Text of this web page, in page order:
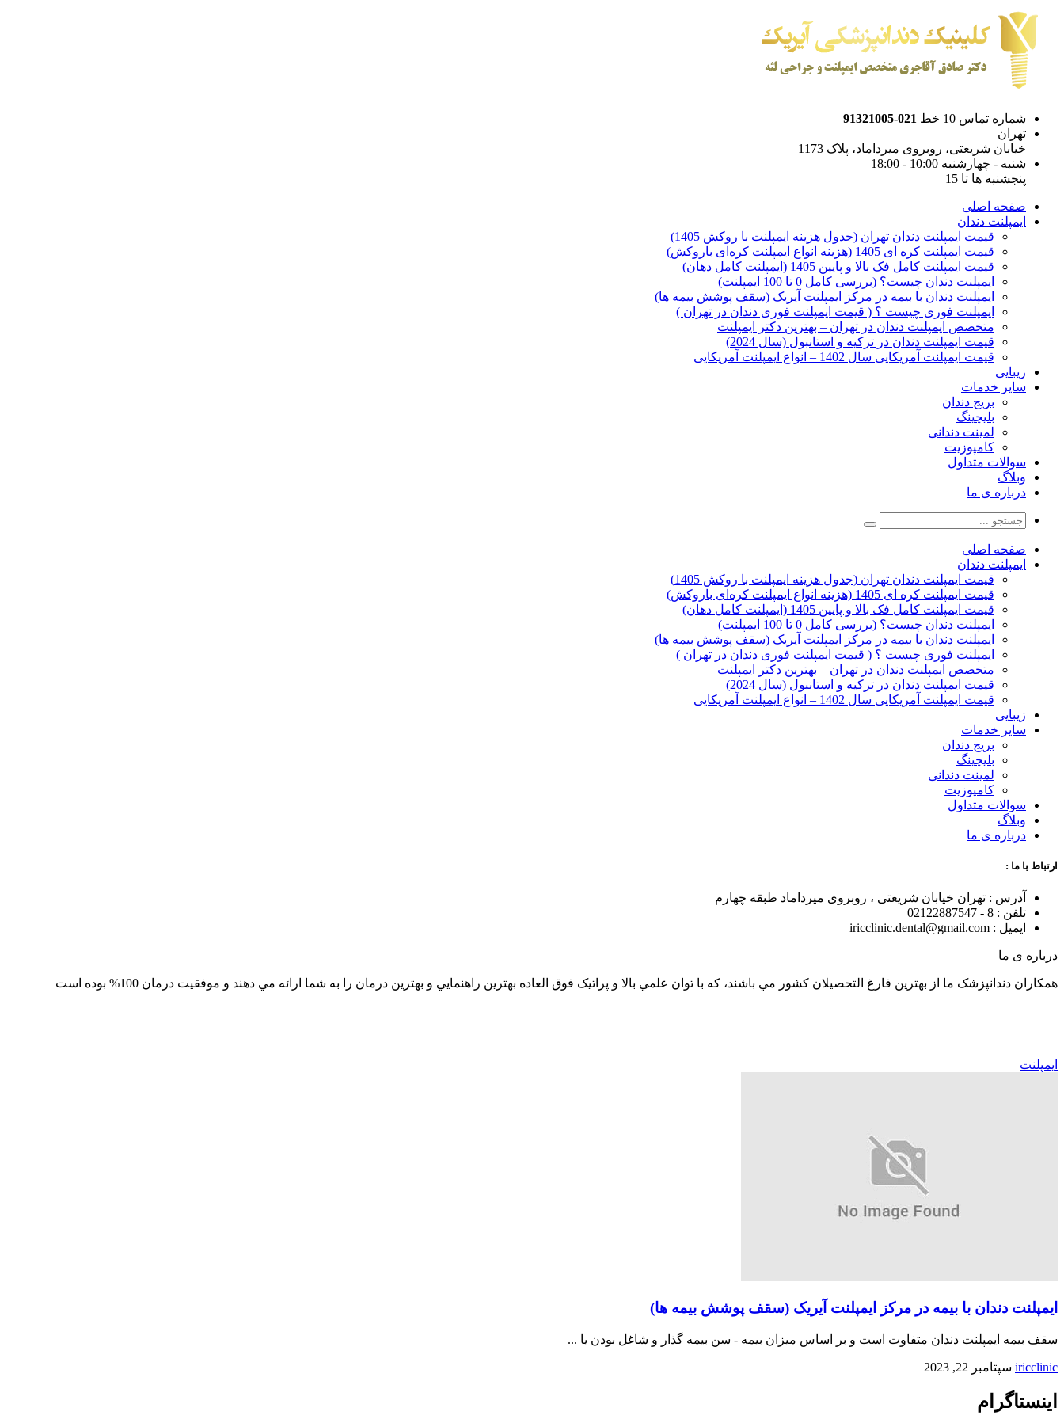
شماره تماس 10 خط
021-91321005
تهران
خیابان شریعتی، روبروی میرداماد، پلاک 1173
شنبه - چهارشنبه 10:00 - 18:00
پنجشنبه ها تا 15
صفحه اصلی
ایمپلنت دندان
قیمت ایمپلنت دندان تهران (جدول هزینه ایمپلنت با روکش 1405)
قیمت ایمپلنت کره ای‌ 1405 (هزینه انواع ایمپلنت کره‌ای با‌روکش)
قیمت ایمپلنت کامل فک بالا و پایین 1405 (ایمپلنت کامل دهان)
ایمپلنت دندان چیست؟ (بررسی کامل 0 تا 100 ایمپلنت)
ایمپلنت دندان با بیمه در مرکز ایمپلنت آیریک (سقف پوشش بیمه ها)
ایمپلنت فوری چیست ؟ ( قیمت ایمپلنت فوری دندان در تهران )
متخصص ایمپلنت دندان در تهران – بهترین دکتر ایمپلنت
قیمت ایمپلنت دندان در ترکیه و استانبول (سال 2024)
قیمت ایمپلنت آمریکایی سال 1402 – انواع ایمپلنت آمریکایی
زیبایی
سایر خدمات
بریج دندان
بلیچینگ
لمینت دندانی
کامپوزیت
سوالات متداول
وبلاگ
درباره ی ما
صفحه اصلی
ایمپلنت دندان
قیمت ایمپلنت دندان تهران (جدول هزینه ایمپلنت با روکش 1405)
قیمت ایمپلنت کره ای‌ 1405 (هزینه انواع ایمپلنت کره‌ای با‌روکش)
قیمت ایمپلنت کامل فک بالا و پایین 1405 (ایمپلنت کامل دهان)
ایمپلنت دندان چیست؟ (بررسی کامل 0 تا 100 ایمپلنت)
ایمپلنت دندان با بیمه در مرکز ایمپلنت آیریک (سقف پوشش بیمه ها)
ایمپلنت فوری چیست ؟ ( قیمت ایمپلنت فوری دندان در تهران )
متخصص ایمپلنت دندان در تهران – بهترین دکتر ایمپلنت
قیمت ایمپلنت دندان در ترکیه و استانبول (سال 2024)
قیمت ایمپلنت آمریکایی سال 1402 – انواع ایمپلنت آمریکایی
زیبایی
سایر خدمات
بریج دندان
بلیچینگ
لمینت دندانی
کامپوزیت
سوالات متداول
وبلاگ
درباره ی ما
ارتباط با ما :
آدرس : تهران خیابان شریعتی ، روبروی میرداماد طبقه چهارم
تلفن : 8 - 02122887547
ایمیل : iricclinic.dental@gmail.com
درباره ی ما
همکاران دندانپزشک ما از بهترين فارغ التحصيلان کشور مي باشند، که با توان علمي بالا و پراتيک فوق العاده بهترين راهنمايي و بهترين درمان را به شما ارائه مي دهند و موفقيت درمان 100% بوده است
ایمپلنت
ایمپلنت دندان با بیمه در مرکز ایمپلنت آیریک (سقف پوشش بیمه ها)
سقف بیمه ایمپلنت دندان متفاوت است و بر اساس میزان بیمه - سن بیمه گذار و شاغل بودن یا ...
iricclinic سپتامبر 22, 2023
اینستاگرام